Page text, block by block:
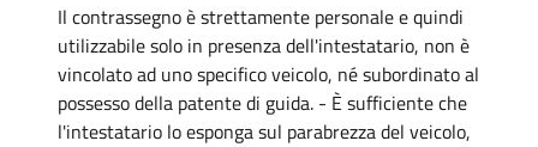
Il contrassegno è strettamente personale e quindi
utilizzabile solo in presenza dell'intestatario, non è
vincolato ad uno specifico veicolo, né subordinato al
possesso della patente di guida. - È sufficiente che
l'intestatario lo esponga sul parabrezza del veicolo,